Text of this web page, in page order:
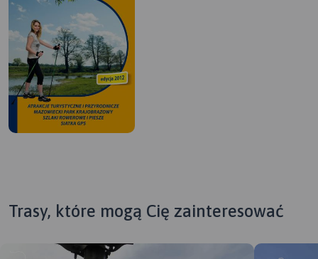
Trasy, które mogą Cię zainteresować